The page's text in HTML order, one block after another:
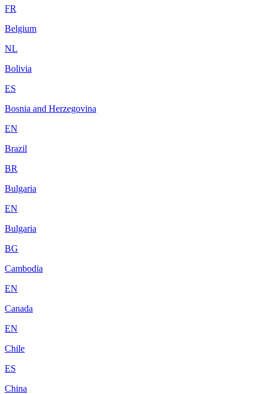
FR
Belgium
NL
Bolivia
ES
Bosnia and Herzegovina
EN
Brazil
BR
Bulgaria
EN
Bulgaria
BG
Cambodia
EN
Canada
EN
Chile
ES
China